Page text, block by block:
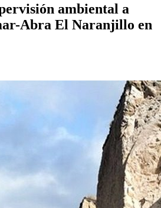
ambiental a
Abra El Naranjillo en